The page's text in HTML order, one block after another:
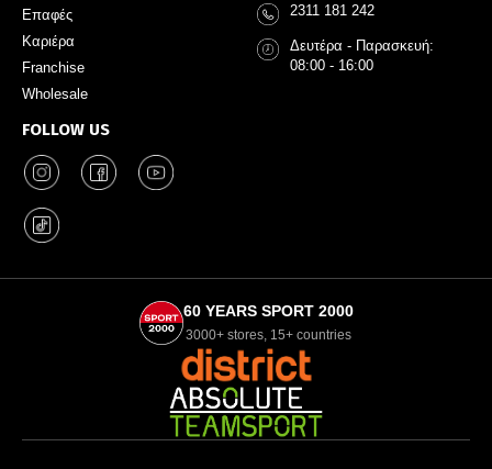
Επαφές
Καριέρα
Franchise
Wholesale
FOLLOW US
2311 181 242
Δευτέρα - Παρασκευή:
08:00 - 16:00
60 YEARS SPORT 2000
3000+ stores, 15+ countries